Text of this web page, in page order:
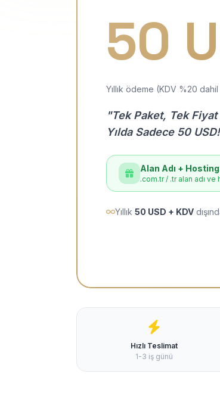
50
Yıllık ödeme (KDV %20
"Tek Paket, Tek
Yılda Sadece 50
Alan Adı +
.com.tr / .tr alan adı ve
Yıllık 50 USD + KDV
Hızlı Teslimat
1-3 iş günü